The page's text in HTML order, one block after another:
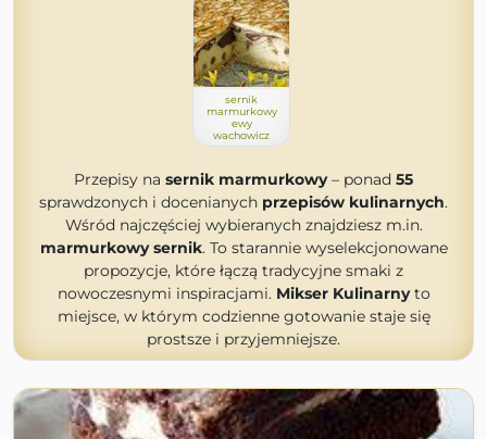
sernik
marmurkowy
ewy
wachowicz
Przepisy na sernik marmurkowy– ponad 55
sprawdzonych i docenianych przepisów kulinarnych.
Wśród najczęściej wybieranych znajdziesz m.in.
marmurkowy sernik. To starannie wyselekcjonowane
propozycje, które łączą tradycyjne smaki z
nowoczesnymi inspiracjami. Mikser Kulinarnyto
miejsce, w którym codzienne gotowanie staje się
prostsze i przyjemniejsze.